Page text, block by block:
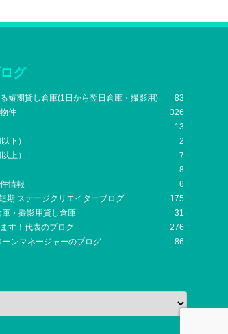
グ
短期貸し倉庫(1日から翌日倉庫・撮影用)
83
件
326
13
下）
2
上）
7
8
情報
6
期 ステージクリエイターブログ
175
・撮影用貸し倉庫
31
す！代表のブログ
276
ンマネージャーのブログ
86